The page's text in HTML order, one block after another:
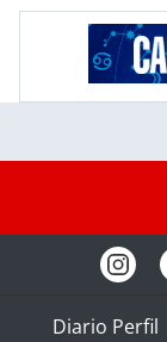
Diario Perfil